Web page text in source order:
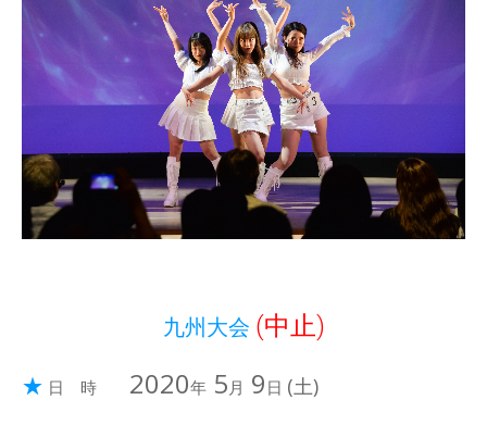
九州大会 (中止)
★ 日 時 2020年 5月 9 日 (土)